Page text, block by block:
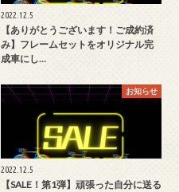
2022.12.5
【ありがとうございます！ご成約済
み】フレームセットをオリジナル完
成車にし…
お知らせ
2022.12.5
【SALE！第1弾】頑張った自分に送る